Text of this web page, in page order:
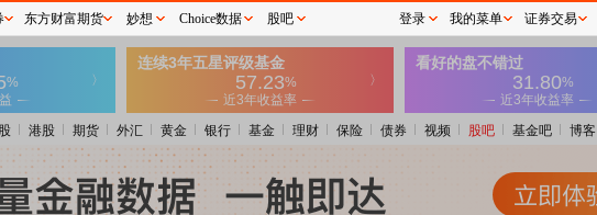
港股 期货 外汇 黄金 银行 基金 理财 保险 债券 视频 股吧 基金吧 博客
东方财富期货 妙想 Choice数据 股吧 登录 我的菜单 证券交易